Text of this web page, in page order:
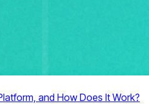
and How Does It Work?